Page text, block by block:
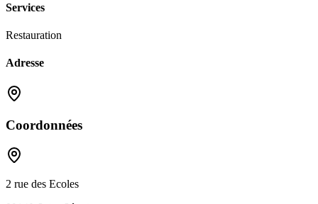
Services
Restauration
Adresse
Coordonnées
2 rue des Ecoles